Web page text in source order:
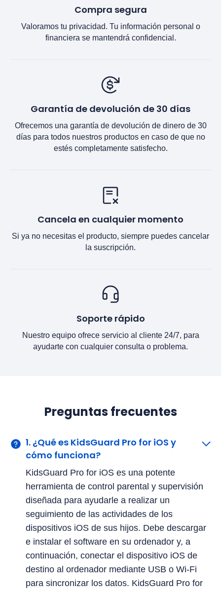
Compra segura
Valoramos tu privacidad. Tu información personal o
financiera se mantendrá confidencial.
Garantía de devolución de 30 días
Ofrecemos una garantía de devolución de dinero de 30
días para todos nuestros productos en caso de que no
estés completamente satisfecho.
Cancela en cualquier momento
Si ya no necesitas el producto, siempre puedes cancelar
la suscripción.
Soporte rápido
Nuestro equipo ofrece servicio al cliente 24/7, para
ayudarte con cualquier consulta o problema.
Preguntas frecuentes
1. ¿Qué es KidsGuard Pro for iOS y
cómo funciona?
KidsGuard Pro for iOS es una potente
herramienta de control parental y supervisión
diseñada para ayudarle a realizar un
seguimiento de las actividades de los
dispositivos iOS de sus hijos. Debe descargar
e instalar el software en su ordenador y, a
continuación, conectar el dispositivo iOS de
destino al ordenador mediante USB o Wi-Fi
para sincronizar los datos. KidsGuard Pro for